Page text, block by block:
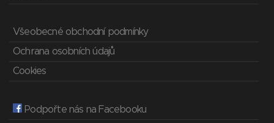
Všeobecné obchodní podmínky
Ochrana osobních údajů
Cookies
Podpořte nás na Facebooku